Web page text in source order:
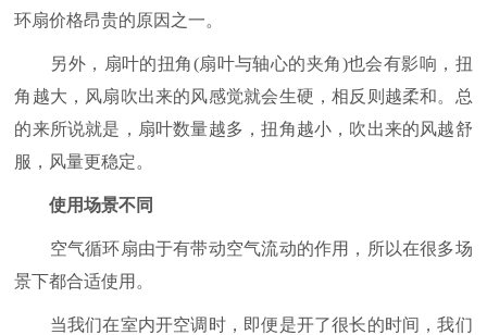
环扇价格昂贵的原因之一。
另外，扇叶的扭角(扇叶与轴心的夹角)也会有影响，扭
角越大，风扇吹出来的风感觉就会生硬，相反则越柔和。总
的来所说就是，扇叶数量越多，扭角越小，吹出来的风越舒
服，风量更稳定。
使用场景不同
空气循环扇由于有带动空气流动的作用，所以在很多场
景下都合适使用。
当我们在室内开空调时，即便是开了很长的时间，我们